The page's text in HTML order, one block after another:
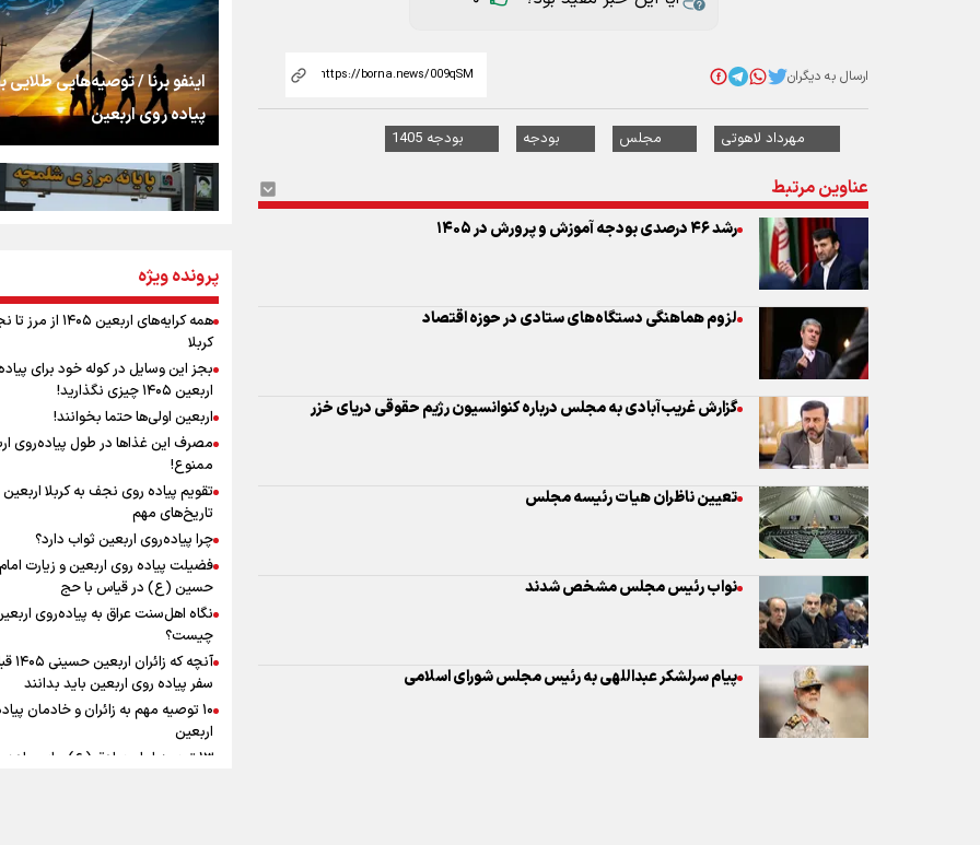
رشد ۴۶ درصدی بودجه آموزش و پرورش در ۱۴۰۵
نظر شما
اشک
جمله‌ای که بغض
را شکست؛ «آهای مردم،
تهران رفتند»
سه حسرتی که به
نگاه تمدنی رهبر
فضای مجازی
رابطه کارگر و کارفرما
به زوجیت
اینفو برنا / توصیه‌هایی طلایی
پیاده روی اربعین
اینفو برنا / جدول کامل فاصله
شلمچه تا شهرهای زیارتی عراق
اینفو برنا/ میزان مالیات بر ارزش
افزوده چقدر است؟
اینفوبرنا/ سقف معافیت مالیاتی
حقوق کارکنان دولت و
در بودجه ۱۴۰۵ چقدر است؟
پرونده ویژه
همه کرایه‌های اربعین ۱۴۰۵
کربلا
بجز این وسایل در کوله خود برای
اربعین ۱۴۰۵ چیزی نگذارید!
اربعین اولی‌ها حتما بخوانند!
مصرف این غذاها در طول پیاده‌روی
ممنوع!
تاریخ‌های مهم
چرا پیاده‌روی اربعین ثواب دارد؟
فضیلت پیاده روی اربعین و زیارت امام
حسین (ع) در قیاس با حج
نگاه اهل‌سنت عراق به پیاده‌روی
چیست؟
آنچه که
سفر پیاده روی اربعین باید بدانند
۱۰ توصیه مهم به زائران و خادمان
اربعین
۱۳ توصیه امام صادق (ع) برای